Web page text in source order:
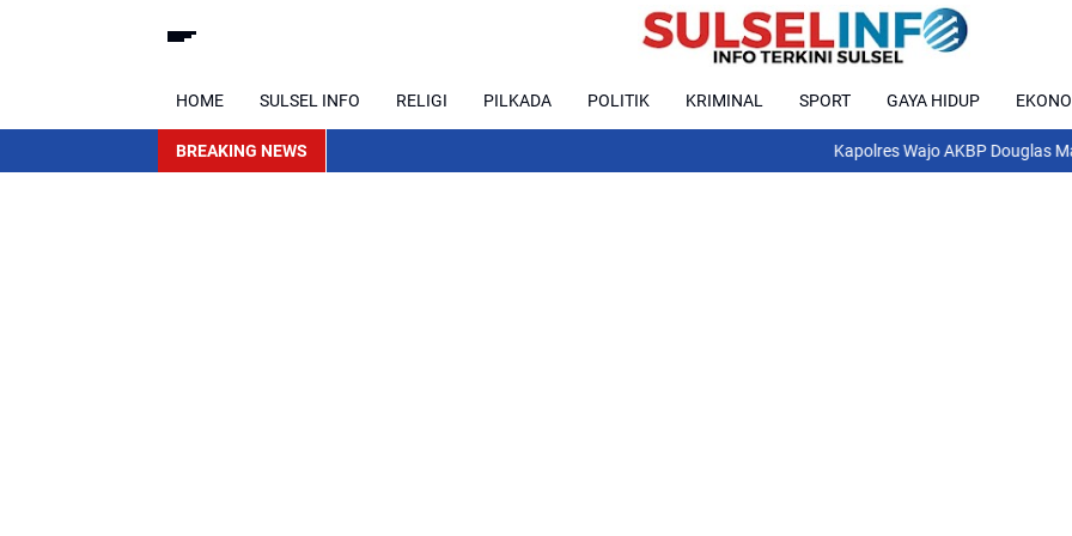
HOME SULSEL INFO RELIGI PILKADA POLITIK KRIMINAL SPORT GAYA HIDUP
BREAKING NEWS Kapolres Wajo AKBP Douglas